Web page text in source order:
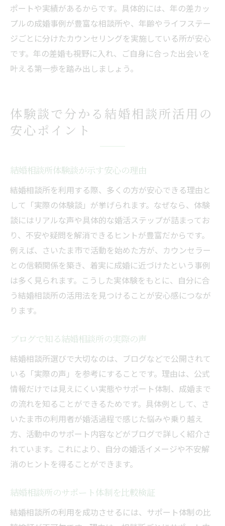
ポートや実績があるからです。具体的には、年の差カッ
プルの成婚事例が豊富な相談所や、年齢やライフステー
ジごとに分けたカウンセリングを実施している所が安心
です。年の差婚も視野に入れ、ご自身に合った出会いを
叶える第一歩を踏み出しましょう。
体験談で分かる結婚相談所活用の
安心ポイント
結婚相談所体験談が示す安心の理由
結婚相談所を利用する際、多くの方が安心できる理由と
して「実際の体験談」が挙げられます。なぜなら、体験
談にはリアルな声や具体的な婚活ステップが詰まってお
り、不安や疑問を解消できるヒントが豊富だからです。
例えば、さいたま市で活動を始めた方が、カウンセラー
との信頼関係を築き、着実に成婚に近づけたという事例
は多く見られます。こうした実体験をもとに、自分に合
う結婚相談所の活用法を見つけることが安心感につなが
ります。
ブログで知る結婚相談所の実際の声
結婚相談所選びで大切なのは、ブログなどで公開されて
いる「実際の声」を参考にすることです。理由は、公式
情報だけでは見えにくい実態やサポート体制、成婚まで
の流れを知ることができるためです。具体例として、さ
いたま市の利用者が婚活過程で感じた悩みや乗り越え
方、活動中のサポート内容などがブログで詳しく紹介さ
れています。これにより、自分の婚活イメージや不安解
消のヒントを得ることができます。
結婚相談所のサポート体制を比較検証
結婚相談所の利用を成功させるには、サポート体制の比